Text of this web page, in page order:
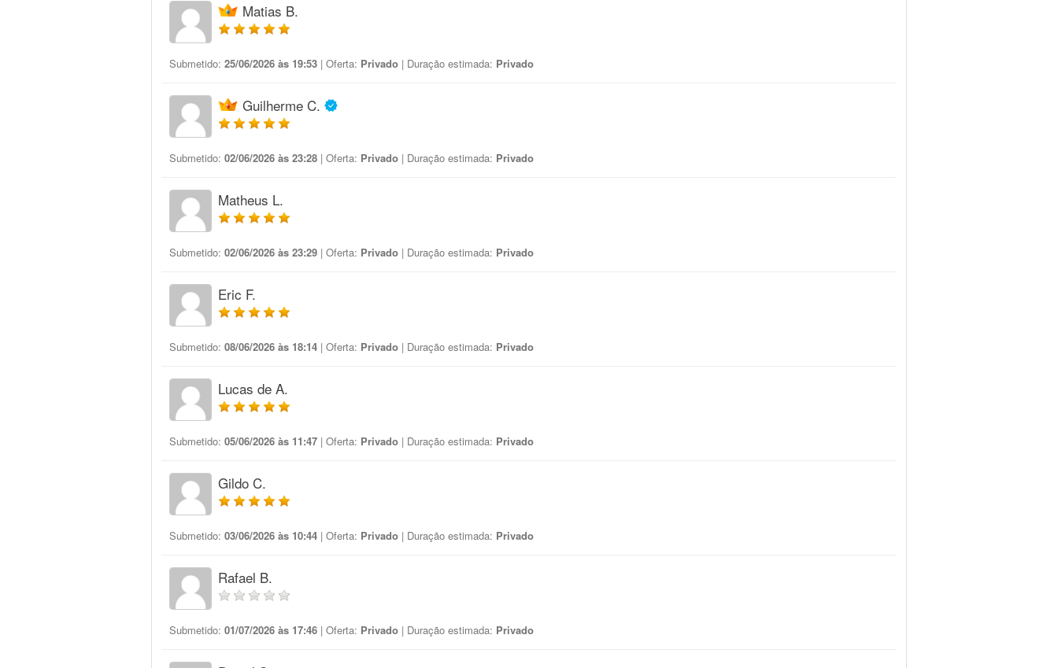
Matias B.
Submetido: 25/06/2026 às 19:53 | Oferta: Privado | Duração estimada: Privado
Guilherme C.
Submetido: 02/06/2026 às 23:28 | Oferta: Privado | Duração estimada: Privado
Matheus L.
Submetido: 02/06/2026 às 23:29 | Oferta: Privado | Duração estimada: Privado
Eric F.
Submetido: 08/06/2026 às 18:14 | Oferta: Privado | Duração estimada: Privado
Lucas de A.
Submetido: 05/06/2026 às 11:47 | Oferta: Privado | Duração estimada: Privado
Gildo C.
Submetido: 03/06/2026 às 10:44 | Oferta: Privado | Duração estimada: Privado
Rafael B.
Submetido: 01/07/2026 às 17:46 | Oferta: Privado | Duração estimada: Privado